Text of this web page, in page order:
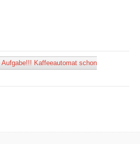
Aufgabe!!! Kaffeeautomat schon